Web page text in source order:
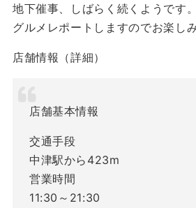
地下催事、しばらく続くようです
グルメレポートしますのでお楽しみ
店舗情報（詳細）
店舗基本情報
交通手段
中津駅から423m
営業時間
11:30～21:30